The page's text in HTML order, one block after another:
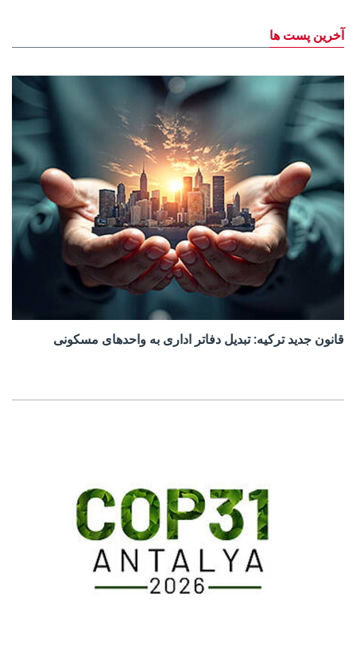
آخرین پست ها
قانون جدید ترکیه: تبدیل دفاتر اداری به واحدهای مسکونی